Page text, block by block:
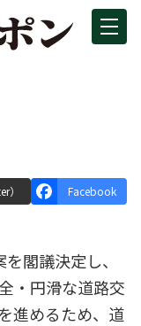
） Facebook
閣議決定し、
・円滑な道路交
進めるため、道